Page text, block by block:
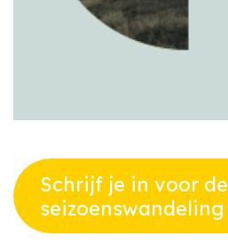
Schrijf je in voor de
seizoenswandeling